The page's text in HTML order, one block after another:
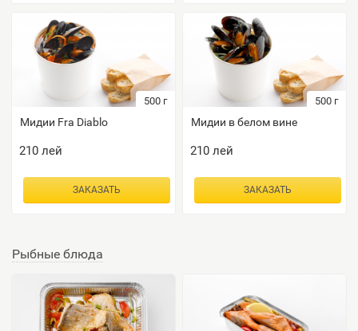
500 г
Мидии Fra Diablo
210лей
ЗАКАЗАТЬ
500 г
Мидии в белом вине
210лей
ЗАКАЗАТЬ
Рыбные блюда